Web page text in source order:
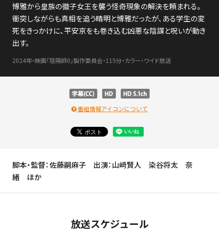
博雅から皇族の徽子女王を襲う怪奇現象の解決を頼まれる。
衝突しながらも真相を追う晴明と博雅だったが、ある学生の変
死をきっかけに、平安京をも巻き込む凶悪な陰謀と呪いが動き
出す。
2024年・映画「陰陽師0」製作委員会・115分・カラー・ワイド放送
番組情報アイコンについて
脚本・監督：佐藤嗣麻子 出演：山﨑賢人 染谷将太 奈
緒 ほか
放送スケジュール